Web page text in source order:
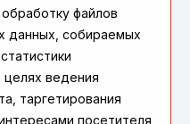
файлов
данных, собираемых
целях ведения
таргетирования
посетителя